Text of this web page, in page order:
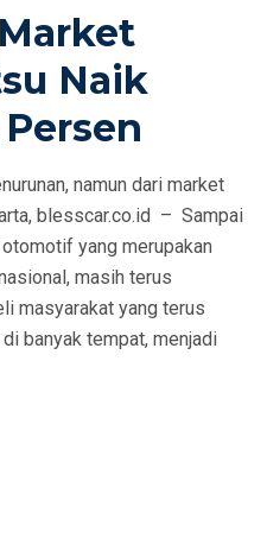
Naik
namun dari market
blesscar.co.id – Sampai
yang merupakan
masih terus
masyarakat yang terus
banyak tempat, menjadi